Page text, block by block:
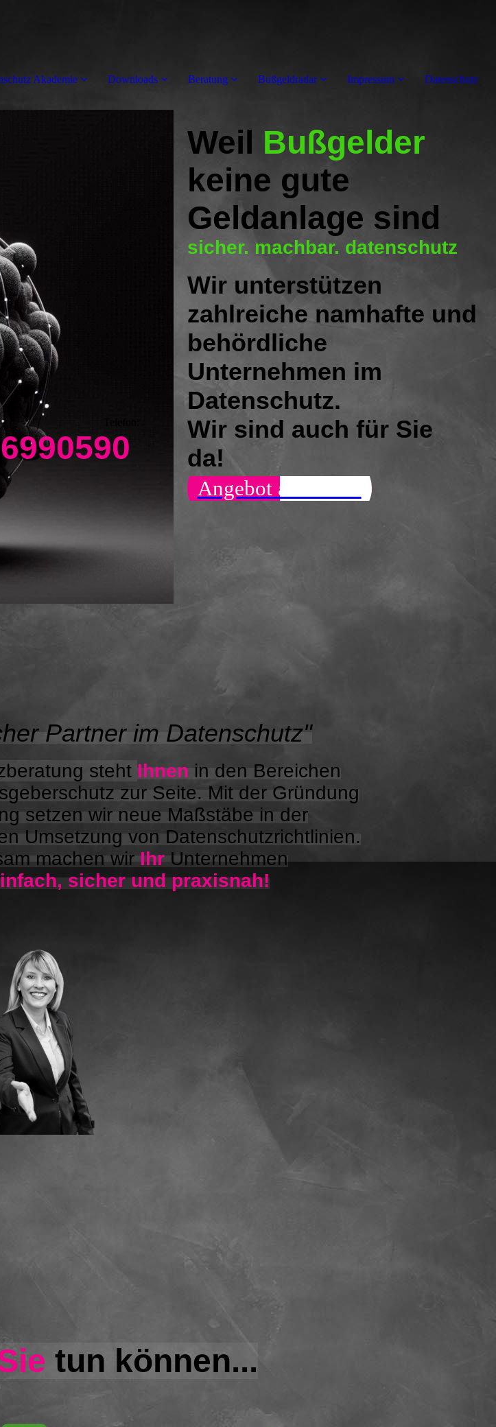
Akademie Downloads Beratung Bußgeldradar Impressum Datenschutz
Weil Bußgelder
keine gute
Geldanlage sind
sicher. machbar. datenschutz
Wir unterstützen
zahlreiche namhafte und
behördliche
Unternehmen im
Datenschutz.
Wir sind auch für Sie
da!
Angebot anfordern
Partner im Datenschutz"
steht Ihnen in den Bereichen
zur Seite. Mit der Gründung
setzen wir neue Maßstäbe in der
Umsetzung von Datenschutzrichtlinien.
machen wir Ihr Unternehmen
sicher und praxisnah!
tun können...